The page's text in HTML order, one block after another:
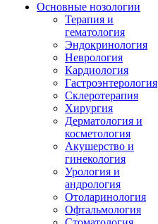
Основные нозологии
Терапия и
гематология
Эндокринология
Неврология
Кардиология
Гастроэнтерология
Склеротерапия
Хирургия
Дерматология и
косметология
Акушерство и
гинекология
Урология и
андрология
Отоларинология
Офтальмология